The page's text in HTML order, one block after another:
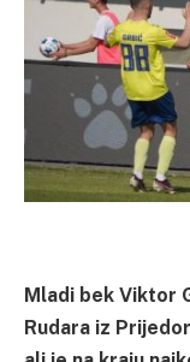
Mladi bek Viktor
Rudara iz